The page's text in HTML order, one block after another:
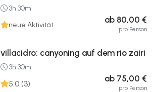
3h 30m
neue Aktivität
ab 80,00 €
pro Person
villacidro: canyoning auf dem rio zairi
3h 30m
5.0 (3) ab 75,00 €
pro Person